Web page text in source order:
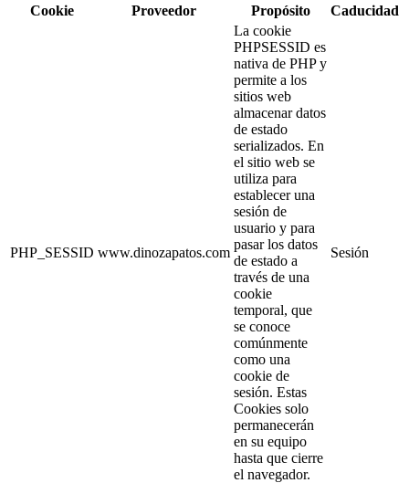
Cookie
Proveedor Propósito Caducidad
PHP_SESSID www.dinozapatos.com
La cookie
PHPSESSID es
nativa de PHP y
permite a los
sitios web
almacenar datos
de estado
serializados. En
el sitio web se
utiliza para
establecer una
sesión de
usuario y para
pasar los datos
de estado a
través de una
cookie
temporal, que
se conoce
comúnmente
como una
cookie de
sesión. Estas
Cookies solo
permanecerán
en su equipo
hasta que cierre
el navegador.
Sesión